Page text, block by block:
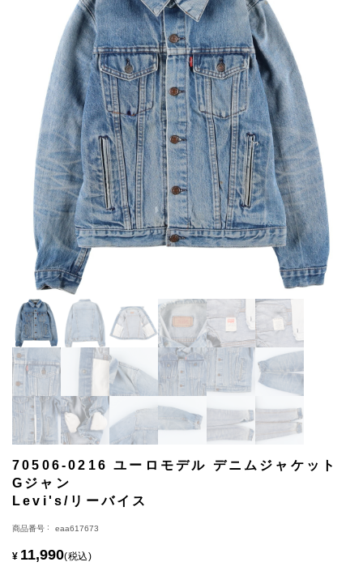
70506-0216 ユーロモデル デニムジャケット
Gジャン
Levi's/リーバイス
商品番号 eaa617673
¥ 11,990 税込